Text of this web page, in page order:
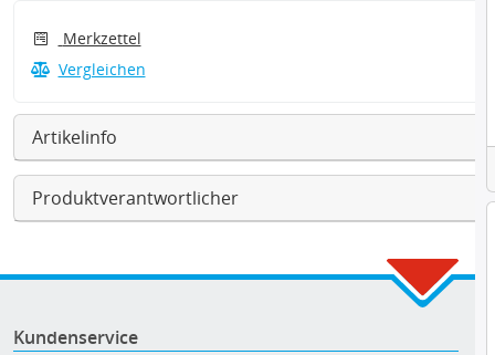
Merkzettel
Vergleichen
Artikelinfo
Produktverantwortlicher
Kundenservice